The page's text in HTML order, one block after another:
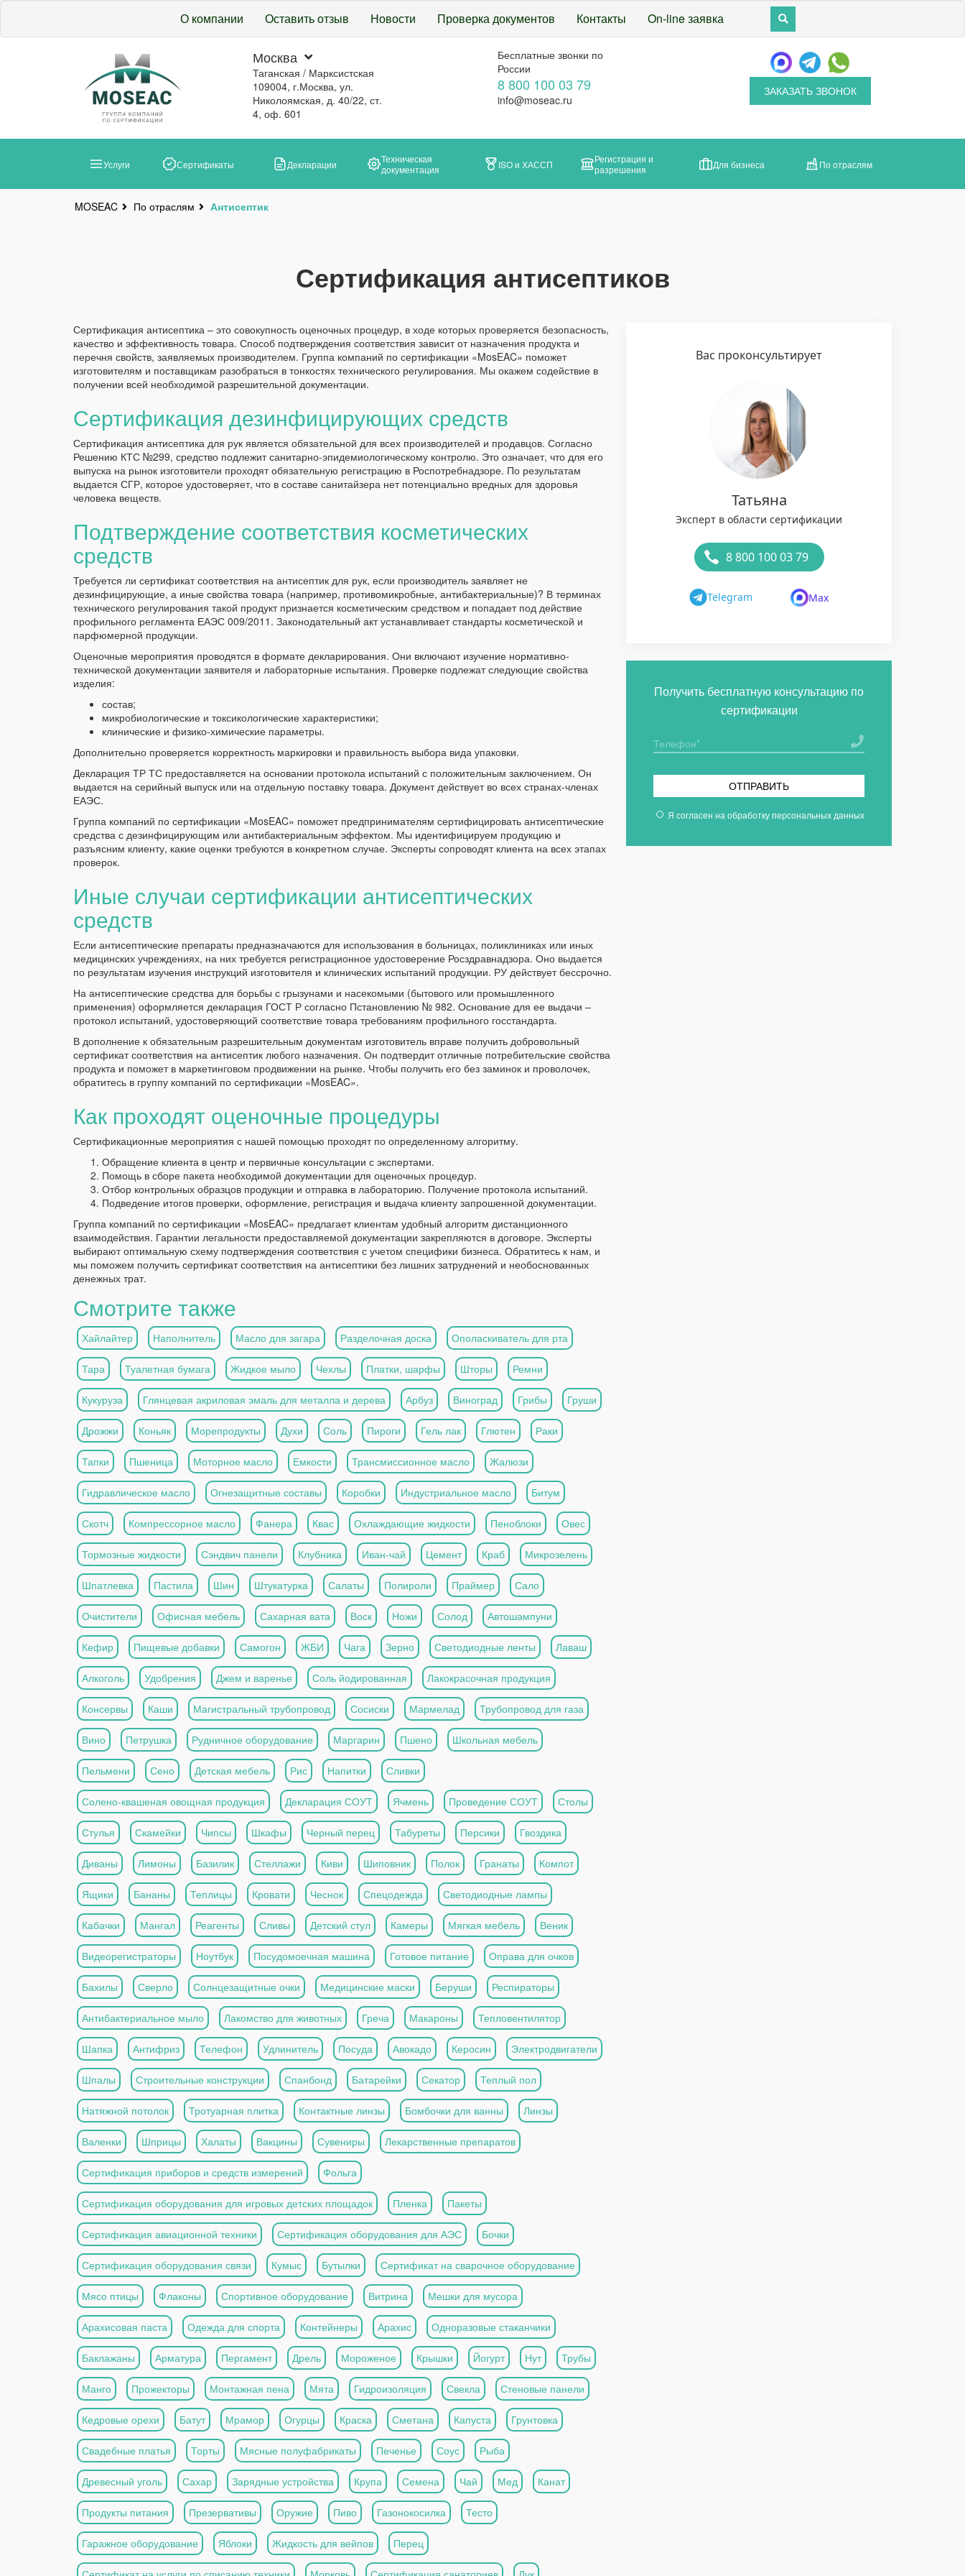
О компании Оставить отзыв Новости Проверка документов Контакты On-line заявка
Москва
Таганская / Марксистская
109004, г.Москва, ул.
Николоямская, д. 40/22, ст.
4, оф. 601
Бесплатные звонки по
России
8 800 100 03 79
info@moseac.ru
ЗАКАЗАТЬ ЗВОНОК
Услуги Сертификаты Декларации
Техническая
документация
ISO и ХАССП
Регистрация и
разрешения
Для бизнеса По отраслям
MOSEAC По отраслям Антисептик
Сертификация антисептиков
Сертификация антисептика – это совокупность оценочных процедур, в ходе которых проверяется безопасность,
качество и эффективность товара. Способ подтверждения соответствия зависит от назначения продукта и
перечня свойств, заявляемых производителем. Группа компаний по сертификации «MosEAC» поможет
изготовителям и поставщикам разобраться в тонкостях технического регулирования. Мы окажем содействие в
получении всей необходимой разрешительной документации.
Сертификация дезинфицирующих средств
Сертификация антисептика для рук является обязательной для всех производителей и продавцов. Согласно
Решению КТС №299, средство подлежит санитарно-эпидемиологическому контролю. Это означает, что для его
выпуска на рынок изготовители проходят обязательную регистрацию в Роспотребнадзоре. По результатам
выдается СГР, которое удостоверяет, что в составе санитайзера нет потенциально вредных для здоровья
человека веществ.
Подтверждение соответствия косметических
средств
Требуется ли сертификат соответствия на антисептик для рук, если производитель заявляет не
дезинфицирующие, а иные свойства товара (например, противомикробные, антибактериальные)? В терминах
технического регулирования такой продукт признается косметическим средством и попадает под действие
профильного регламента ЕАЭС 009/2011. Законодательный акт устанавливает стандарты косметической и
парфюмерной продукции.
Оценочные мероприятия проводятся в формате декларирования. Они включают изучение нормативно-
технической документации заявителя и лабораторные испытания. Проверке подлежат следующие свойства
изделия:
состав;
микробиологические и токсикологические характеристики;
клинические и физико-химические параметры.
Дополнительно проверяется корректность маркировки и правильность выбора вида упаковки.
Декларация ТР ТС предоставляется на основании протокола испытаний с положительным заключением. Он
выдается на серийный выпуск или на отдельную поставку товара. Документ действует во всех странах-членах
ЕАЭС.
Группа компаний по сертификации «MosEAC» поможет предпринимателям сертифицировать антисептические
средства с дезинфицирующим или антибактериальным эффектом. Мы идентифицируем продукцию и
разъясним клиенту, какие оценки требуются в конкретном случае. Эксперты сопроводят клиента на всех этапах
проверок.
Иные случаи сертификации антисептических
средств
Если антисептические препараты предназначаются для использования в больницах, поликлиниках или иных
медицинских учреждениях, на них требуется регистрационное удостоверение Росздравнадзора. Оно выдается
по результатам изучения инструкций изготовителя и клинических испытаний продукции. РУ действует бессрочно.
На антисептические средства для борьбы с грызунами и насекомыми (бытового или промышленного
применения) оформляется декларация ГОСТ Р согласно Пстановлению № 982. Основание для ее выдачи –
протокол испытаний, удостоверяющий соответствие товара требованиям профильного госстандарта.
В дополнение к обязательным разрешительным документам изготовитель вправе получить добровольный
сертификат соответствия на антисептик любого назначения. Он подтвердит отличные потребительские свойства
продукта и поможет в маркетинговом продвижении на рынке. Чтобы получить его без заминок и проволочек,
обратитесь в группу компаний по сертификации «MosEAC».
Как проходят оценочные процедуры
Сертификационные мероприятия с нашей помощью проходят по определенному алгоритму.
Обращение клиента в центр и первичные консультации с экспертами.
Помощь в сборе пакета необходимой документации для оценочных процедур.
Отбор контрольных образцов продукции и отправка в лабораторию. Получение протокола испытаний.
Подведение итогов проверки, оформление, регистрация и выдача клиенту запрошенной документации.
Группа компаний по сертификации «MosEAC» предлагает клиентам удобный алгоритм дистанционного
взаимодействия. Гарантии легальности предоставляемой документации закрепляются в договоре. Эксперты
выбирают оптимальную схему подтверждения соответствия с учетом специфики бизнеса. Обратитесь к нам, и
мы поможем получить сертификат соответствия на антисептики без лишних затруднений и необоснованных
денежных трат.
Смотрите также
Хайлайтер Наполнитель Масло для загара Разделочная доска Ополаскиватель для рта
Тара Туалетная бумага Жидкое мыло Чехлы Платки, шарфы Шторы Ремни
Кукуруза Глянцевая акриловая эмаль для металла и дерева Арбуз Виноград Грибы Груши
Дрожжи Коньяк Морепродукты Духи Соль Пироги Гель лак Глютен Раки
Тапки Пшеница Моторное масло Емкости Трансмиссионное масло Жалюзи
Гидравлическое масло Огнезащитные составы Коробки Индустриальное масло Битум
Скотч Компрессорное масло Фанера Квас Охлаждающие жидкости Пеноблоки Овес
Тормозные жидкости Сэндвич панели Клубника Иван-чай Цемент Краб Микрозелень
Шпатлевка Пастила Шин Штукатурка Салаты Полироли Праймер Сало
Очистители Офисная мебель Сахарная вата Воск Ножи Солод Автошампуни
Кефир Пищевые добавки Самогон ЖБИ Чага Зерно Светодиодные ленты Лаваш
Алкоголь Удобрения Джем и варенье Соль йодированная Лакокрасочная продукция
Консервы Каши Магистральный трубопровод Сосиски Мармелад Трубопровод для газа
Вино Петрушка Рудничное оборудование Маргарин Пшено Школьная мебель
Пельмени Сено Детская мебель Рис Напитки Сливки
Солено-квашеная овощная продукция Декларация СОУТ Ячмень Проведение СОУТ Столы
Стулья Скамейки Чипсы Шкафы Черный перец Табуреты Персики Гвоздика
Диваны Лимоны Базилик Стеллажи Киви Шиповник Полок Гранаты Компот
Ящики Бананы Теплицы Кровати Чеснок Спецодежда Светодиодные лампы
Кабачки Мангал Реагенты Сливы Детский стул Камеры Мягкая мебель Веник
Видеорегистраторы Ноутбук Посудомоечная машина Готовое питание Оправа для очков
Бахилы Сверло Солнцезащитные очки Медицинские маски Беруши Респираторы
Антибактериальное мыло Лакомство для животных Греча Макароны Тепловентилятор
Шапка Антифриз Телефон Удлинитель Посуда Авокадо Керосин Электродвигатели
Шпалы Строительные конструкции Спанбонд Батарейки Секатор Теплый пол
Натяжной потолок Тротуарная плитка Контактные линзы Бомбочки для ванны Линзы
Валенки Шприцы Халаты Вакцины Сувениры Лекарственные препаратов
Сертификация приборов и средств измерений Фольга
Сертификация оборудования для игровых детских площадок Пленка Пакеты
Сертификация авиационной техники Сертификация оборудования для АЭС Бочки
Сертификация оборудования связи Кумыс Бутылки Сертификат на сварочное оборудование
Мясо птицы Флаконы Спортивное оборудование Витрина Мешки для мусора
Арахисовая паста Одежда для спорта Контейнеры Арахис Одноразовые стаканчики
Баклажаны Арматура Пергамент Дрель Мороженое Крышки Йогурт Нут Трубы
Манго Прожекторы Монтажная пена Мята Гидроизоляция Свекла Стеновые панели
Кедровые орехи Батут Мрамор Огурцы Краска Сметана Капуста Грунтовка
Свадебные платья Торты Мясные полуфабрикаты Печенье Соус Рыба
Древесный уголь Сахар Зарядные устройства Крупа Семена Чай Мед Канат
Продукты питания Презервативы Оружие Пиво Газонокосилка Тесто
Гаражное оборудование Яблоки Жидкость для вейпов Перец
Вас проконсультирует
Татьяна
Эксперт в области сертификации
8 800 100 03 79
Telegram Max
Получить бесплатную консультацию по
сертификации
ОТПРАВИТЬ
Я согласен на обработку персональных данных